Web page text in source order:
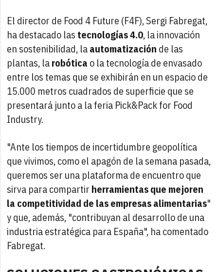
El director de Food 4 Future (F4F), Sergi Fabregat,
ha destacado las tecnologías 4.0, la innovación
en sostenibilidad, laautomatización de las
plantas, larobótica o la tecnología de envasado
entre los temas que se exhibirán en un espacio de
15.000 metros cuadrados de superficie que se
presentará junto a la feria Pick&Pack for Food
Industry.
"Ante los tiempos de incertidumbre geopolítica
que vivimos, como el apagón de la semana pasada,
queremos ser una plataforma de encuentro que
sirva para compartir herramientas que mejoren
la competitividad de las empresas alimentarias"
y que, además, "contribuyan al desarrollo de una
industria estratégica para España", ha comentado
Fabregat.